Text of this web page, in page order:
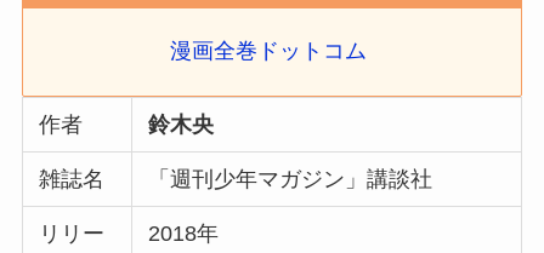
漫画全巻ドットコム
作者 鈴木央
雑誌名 「週刊少年マガジン」講談社
リリー
2018年